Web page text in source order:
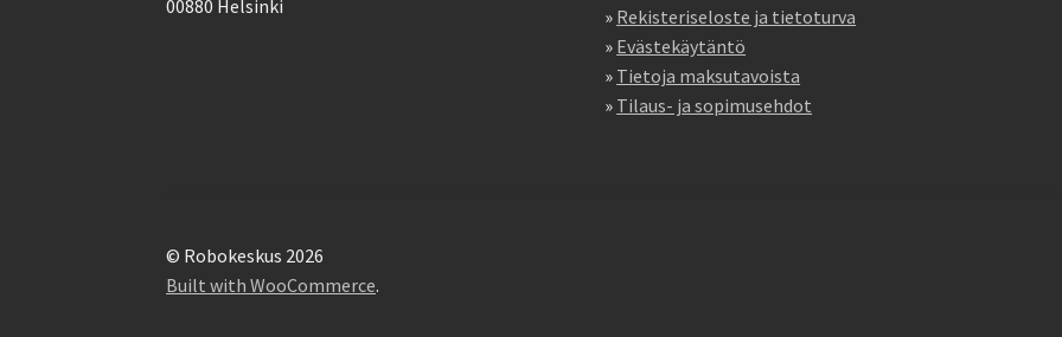
00880 Helsinki
» Rekisteriseloste ja tietoturva
» Evästekäytäntö
» Tietoja maksutavoista
» Tilaus- ja sopimusehdot
© Robokeskus 2026
Built with WooCommerce.